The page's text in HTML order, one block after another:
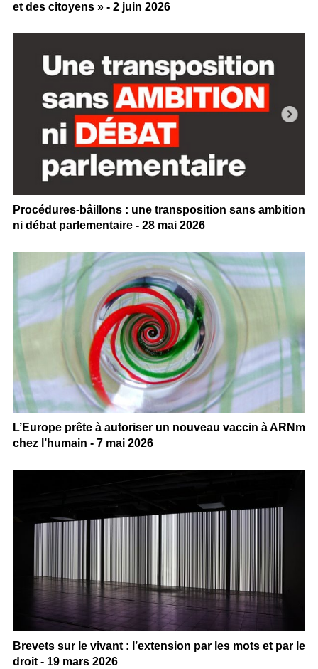
et des citoyens » - 2 juin 2026
Procédures-bâillons : une transposition sans ambition
ni débat parlementaire - 28 mai 2026
L’Europe prête à autoriser un nouveau vaccin à ARNm
chez l’humain - 7 mai 2026
Brevets sur le vivant : l’extension par les mots et par le
droit - 19 mars 2026